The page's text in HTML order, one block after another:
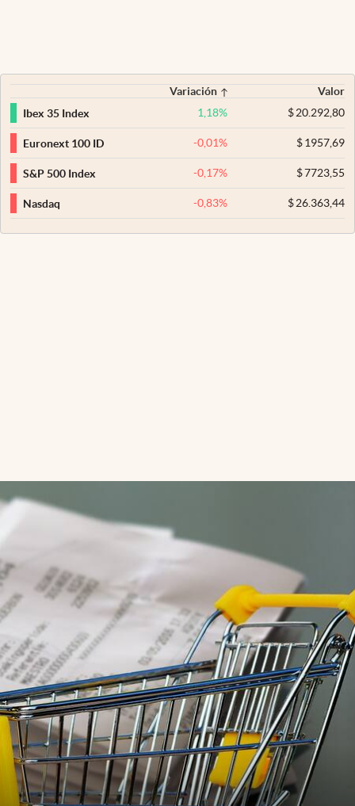
Variación
Valor
Ibex 35 Index
1,18% $20.292,80
Euronext 100 ID -0,01% $1957,69
S&P 500 Index -0,17% $7723,55
Nasdaq -0,83% $26.363,44